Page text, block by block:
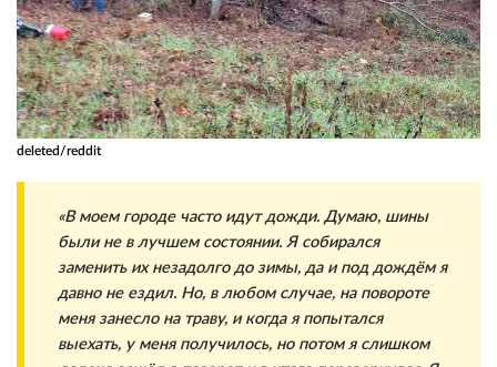
deleted/reddit
«В моем городе часто идут дожди. Думаю, шины
были не в лучшем состоянии. Я собирался
заменить их незадолго до зимы, да и под дождём я
давно не ездил. Но, в любом случае, на повороте
меня занесло на траву, и когда я попытался
выехать, у меня получилось, но потом я слишком